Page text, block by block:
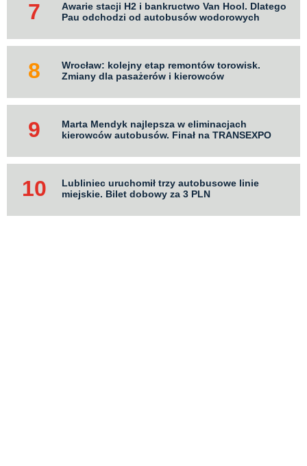
Awarie stacji H2 i bankructwo Van Hool. Dlatego
Pau odchodzi od autobusów wodorowych
Wrocław: kolejny etap remontów torowisk.
Zmiany dla pasażerów i kierowców
Marta Mendyk najlepsza w eliminacjach
kierowców autobusów. Finał na TRANSEXPO
Lubliniec uruchomił trzy autobusowe linie
miejskie. Bilet dobowy za 3 PLN